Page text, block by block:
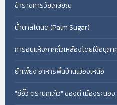
ข้าราชการวัยเกษียณ
น้ำตาลโตนด (Palm Sugar)
การอบแห้งกากถั่วเหลืองโดยใช้อนุภา
ยำเพี้ยง อาหารพื้นบ้านเมืองเหนือ
"ซีอิ๊ว ตรานกแก้ว" ของดี เมืองระนอ